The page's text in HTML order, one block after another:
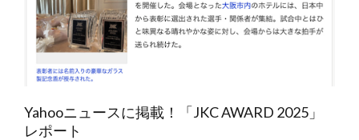
Yahooニュースに掲載！「JKC AWARD 2025」
レポート